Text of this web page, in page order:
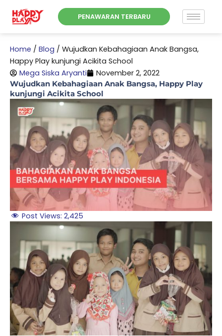
PENAWARAN TERBARU
Home / Blog / Wujudkan Kebahagiaan Anak Bangsa,
Happy Play kunjungi Acikita School
Mega Siska Aryanti
November 2, 2022
Wujudkan Kebahagiaan Anak Bangsa, Happy Play
kunjungi Acikita School
Post Views: 2,425